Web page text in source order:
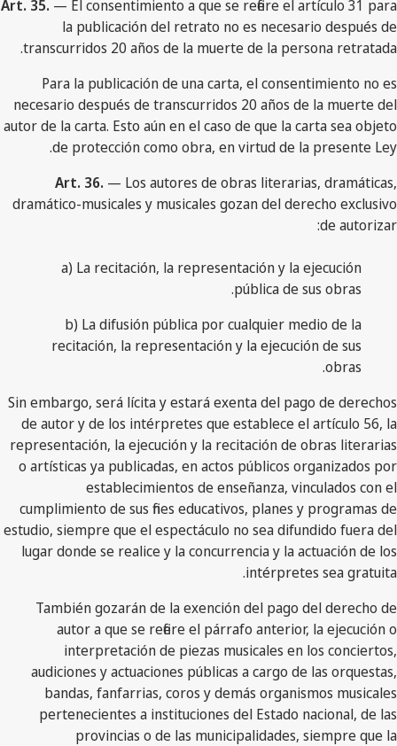
Art. 35. — El consentimiento a que se refiere el artículo 31 para
la publicación del retrato no es necesario después de
transcurridos 20 años de la muerte de la persona retratada.
Para la publicación de una carta, el consentimiento no es
necesario después de transcurridos 20 años de la muerte del
autor de la carta. Esto aún en el caso de que la carta sea objeto
de protección como obra, en virtud de la presente Ley.
Art. 36. — Los autores de obras literarias, dramáticas,
dramático-musicales y musicales gozan del derecho exclusivo
de autorizar:
a) La recitación, la representación y la ejecución
pública de sus obras.
b) La difusión pública por cualquier medio de la
recitación, la representación y la ejecución de sus
obras.
Sin embargo, será lícita y estará exenta del pago de derechos
de autor y de los intérpretes que establece el artículo 56, la
representación, la ejecución y la recitación de obras literarias
o artísticas ya publicadas, en actos públicos organizados por
establecimientos de enseñanza, vinculados con el
cumplimiento de sus fines educativos, planes y programas de
estudio, siempre que el espectáculo no sea difundido fuera del
lugar donde se realice y la concurrencia y la actuación de los
intérpretes sea gratuita.
También gozarán de la exención del pago del derecho de
autor a que se refiere el párrafo anterior, la ejecución o
interpretación de piezas musicales en los conciertos,
audiciones y actuaciones públicas a cargo de las orquestas,
bandas, fanfarrias, coros y demás organismos musicales
pertenecientes a instituciones del Estado nacional, de las
provincias o de las municipalidades, siempre que la